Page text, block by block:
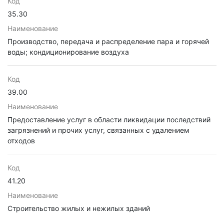
35.30
Наименование
Производство, передача и распределение пара и горячей
воды; кондиционирование воздуха
Код
39.00
Наименование
Предоставление услуг в области ликвидации последствий
загрязнений и прочих услуг, связанных с удалением
отходов
Код
41.20
Наименование
Строительство жилых и нежилых зданий